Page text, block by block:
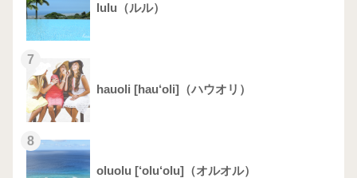
lulu（ルル）
7
hauoli [hau‘oli]（ハウオリ）
8
oluolu [‘olu‘olu]（オルオル）